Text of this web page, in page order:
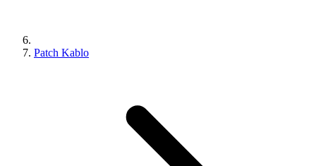
Patch Kablo